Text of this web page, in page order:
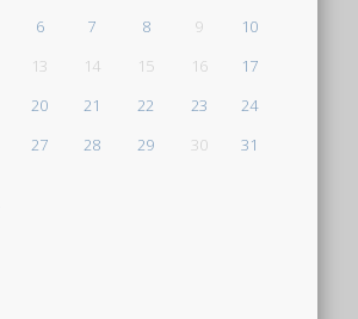
6 7 8 9
10
13 14 15 16
17
20 21 22 23
24
27 28 29 30 31